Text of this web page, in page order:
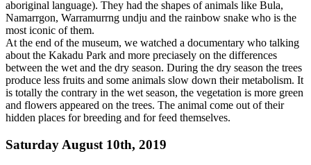
aboriginal language). They had the shapes of animals like Bula,
Namarrgon, Warramurrng undju and the rainbow snake who is the
most iconic of them.
At the end of the museum, we watched a documentary who talking
about the Kakadu Park and more preciasely on the differences
between the wet and the dry season. During the dry season the trees
produce less fruits and some animals slow down their metabolism. It
is totally the contrary in the wet season, the vegetation is more green
and flowers appeared on the trees. The animal come out of their
hidden places for breeding and for feed themselves.
Saturday August 10th, 2019